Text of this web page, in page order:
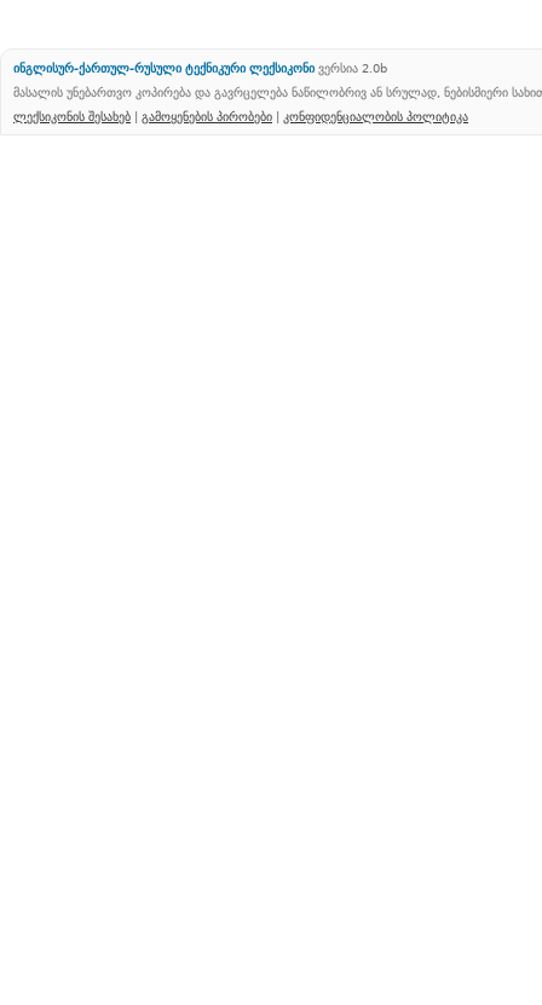
ინგლისურ-ქართულ-რუსული ტექნიკური ლექსიკონი ვერსია 2.0b
მასალის უნებართვო კოპირება და გავრცელება ნაწილობრივ ან სრულად, ნებისმიერი
ლექსიკონის შესახებ | გამოყენების პირობები | კონფიდენციალობის პოლიტიკა